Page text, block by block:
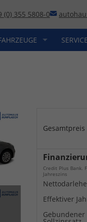
(0) 355 5808-0
SERVICE
Gesamtpreis
Credit Plus Bank.
Jahreszins
Effektiver
Gebundener